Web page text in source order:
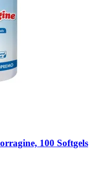
100 Softgels